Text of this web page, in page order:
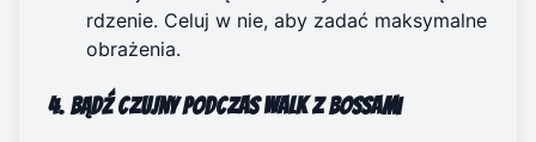
rdzenie. Celuj w nie, aby zadać maksymalne
obrażenia.
4. Bądź czujny podczas walk z bossami